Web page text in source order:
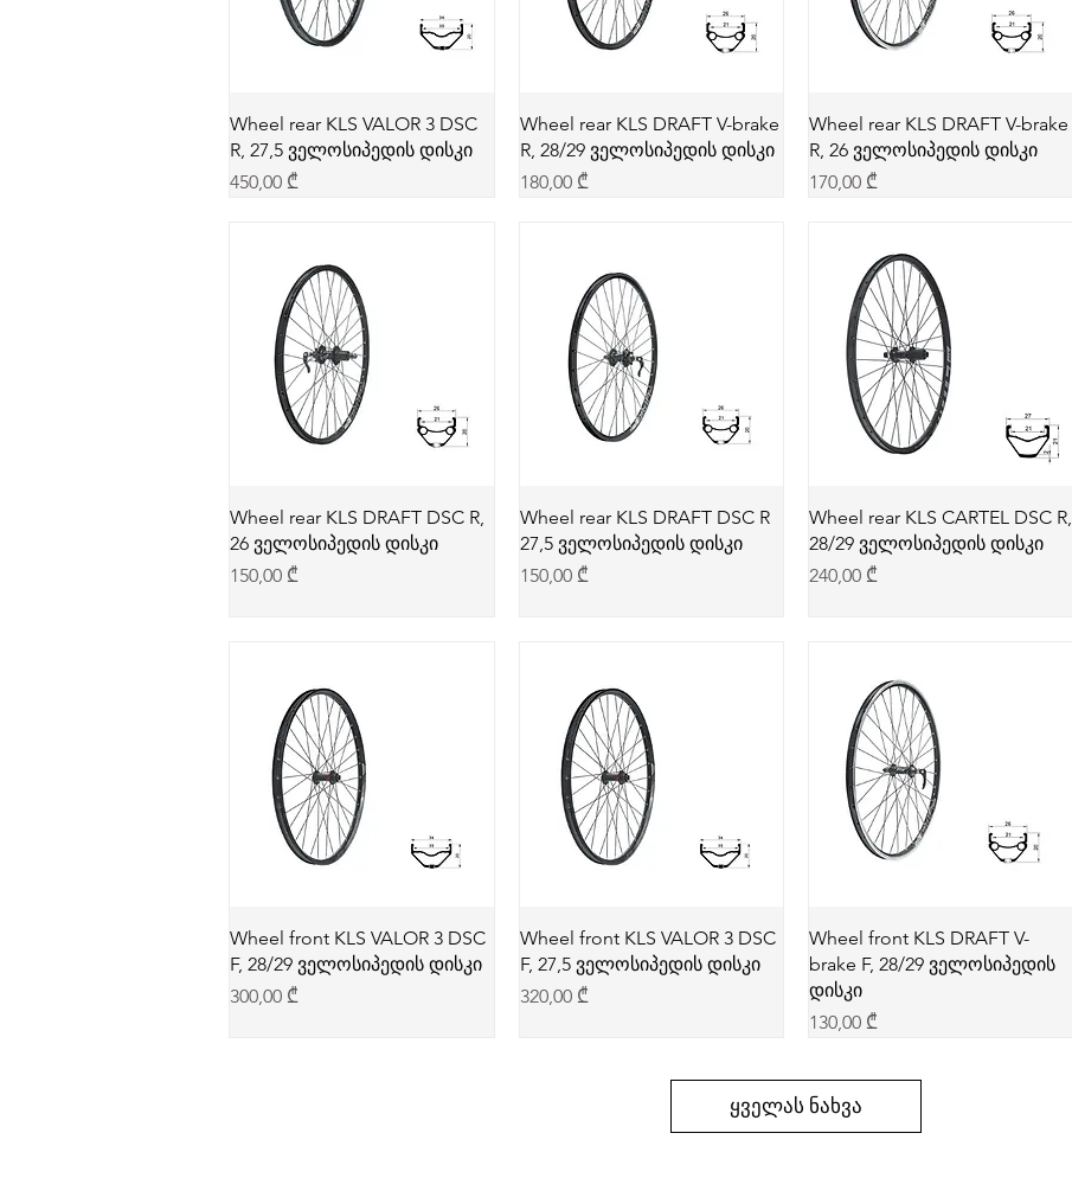
Wheel rear KLS VALOR 3 DSC
R, 27,5 ველოსიპედის დისკი
Price
450,00 ₾
Wheel rear KLS DRAFT V-brake
R, 28/29 ველოსიპედის დისკი
Price
180,00 ₾
Wheel rear KLS DRAFT V-brake
R, 26 ველოსიპედის დისკი
Price
170,00 ₾
Wheel rear KLS DRAFT DSC R,
26 ველოსიპედის დისკი
Price
150,00 ₾
Wheel rear KLS DRAFT DSC R
27,5 ველოსიპედის დისკი
Price
150,00 ₾
Wheel rear KLS CARTEL DSC R,
28/29 ველოსიპედის დისკი
Price
240,00 ₾
Wheel front KLS VALOR 3 DSC
F, 28/29 ველოსიპედის დისკი
Price
300,00 ₾
Wheel front KLS VALOR 3 DSC
F, 27,5 ველოსიპედის დისკი
Price
320,00 ₾
Wheel front KLS DRAFT V-
brake F, 28/29 ველოსიპედის
დისკი
Price
130,00 ₾
ყველას ნახვა